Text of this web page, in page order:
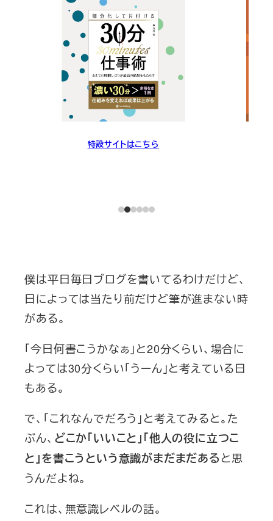
特設サイトはこちら
僕は平日毎日ブログを書いてるわけだけど、
日によっては当たり前だけど筆が進まない時
がある。
「今日何書こうかなぁ」と20分くらい、場合に
よっては30分くらい「うーん」と考えている日
もある。
で、「これなんでだろう」と考えてみると。た
ぶん、 どこか「いいこと」「他人の役に立つこ
と」を書こうという意識がまだまだあると思
うんだよね。
これは、無意識レベルの話。